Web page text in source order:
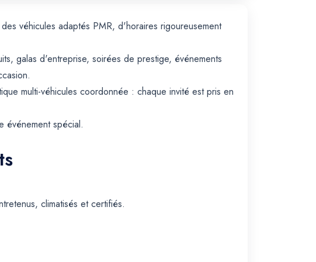
véhicules adaptés PMR, d'horaires rigoureusement
galas d'entreprise, soirées de prestige, événements
multi-véhicules coordonnée : chaque invité est pris en
événement spécial.
climatisés et certifiés.